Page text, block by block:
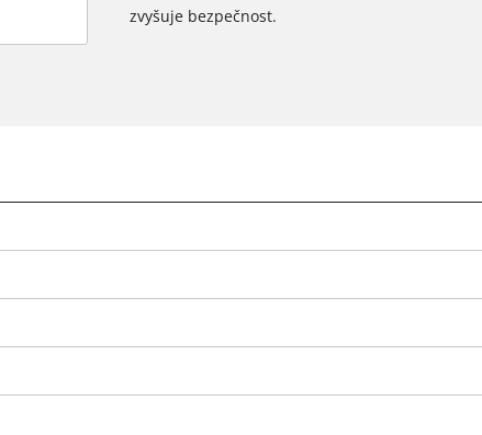
zvyšuje bezpečnost.